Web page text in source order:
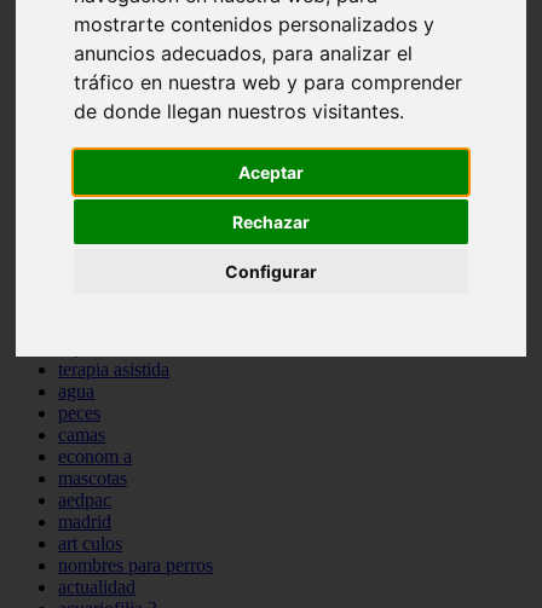
mostrarte contenidos personalizados y
anuncios adecuados, para analizar el
tráfico en nuestra web y para comprender
de donde llegan nuestros visitantes.
Aceptar
Rechazar
Configurar
protagonistas
abandono
adopci n
ferias
snacks
iberzoo propet
estanques
terapia asistida
agua
peces
camas
econom a
mascotas
aedpac
madrid
art culos
nombres para perros
actualidad